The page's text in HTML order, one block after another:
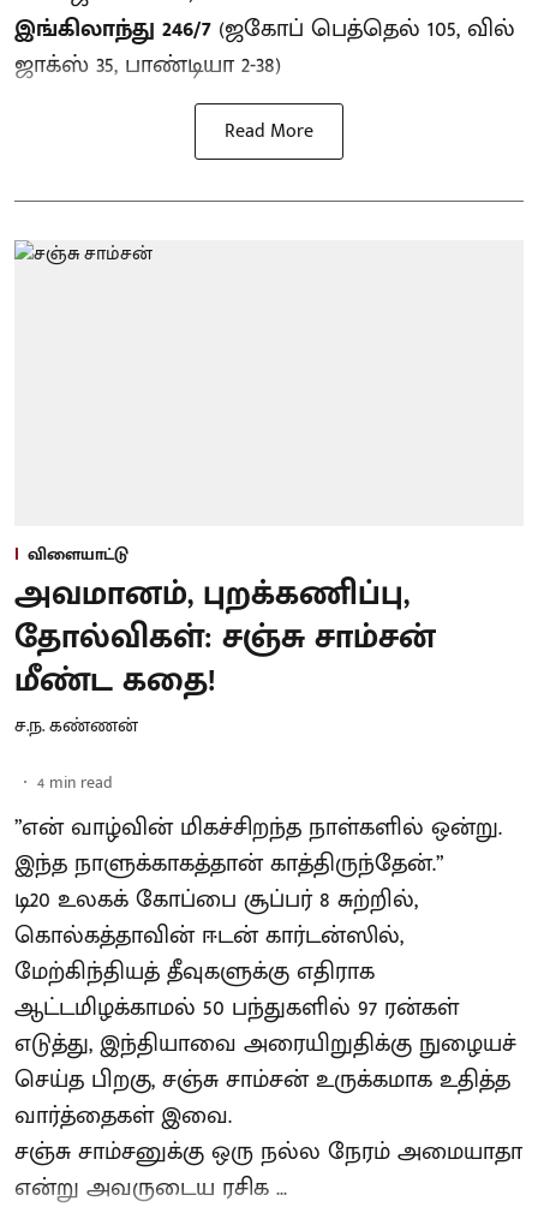
இங்கிலாந்து 246/7 (ஜகோப் பெத்தெல் 105, வில்
ஜாக்ஸ் 35, பாண்டியா 2-38)
Read More
விளையாட்டு
அவமானம், புறக்கணிப்பு,
தோல்விகள்: சஞ்சு சாம்சன்
மீண்ட கதை!
ச.ந. கண்ணன்
4 min read
”என் வாழ்வின் மிகச்சிறந்த நாள்களில் ஒன்று.
இந்த நாளுக்காகத்தான் காத்திருந்தேன்.”
டி20 உலகக் கோப்பை சூப்பர் 8 சுற்றில்,
கொல்கத்தாவின் ஈடன் கார்டன்ஸில்,
மேற்கிந்தியத் தீவுகளுக்கு எதிராக
ஆட்டமிழக்காமல் 50 பந்துகளில் 97 ரன்கள்
எடுத்து, இந்தியாவை அரையிறுதிக்கு நுழையச்
செய்த பிறகு, சஞ்சு சாம்சன் உருக்கமாக உதித்த
வார்த்தைகள் இவை.
சஞ்சு சாம்சனுக்கு ஒரு நல்ல நேரம் அமையாதா
என்று அவருடைய ரசிக ...